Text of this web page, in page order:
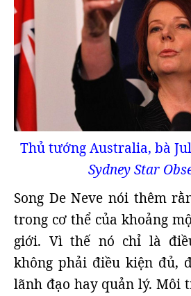
Thủ tướng Australia, bà
Sydney Star
Song De Neve nói thêm
trong cơ thể của khoảng
giới. Vì thế nó chỉ là
không phải điều kiện đủ,
lãnh đạo hay quản lý. Môi